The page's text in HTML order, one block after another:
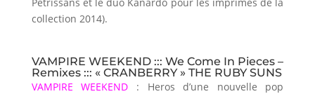
collection 2014).
VAMPIRE WEEKEND ::: We Come In Pieces –
Remixes ::: « CRANBERRY » THE RUBY SUNS
VAMPIRE WEEKEND : Heros d’une nouvelle pop